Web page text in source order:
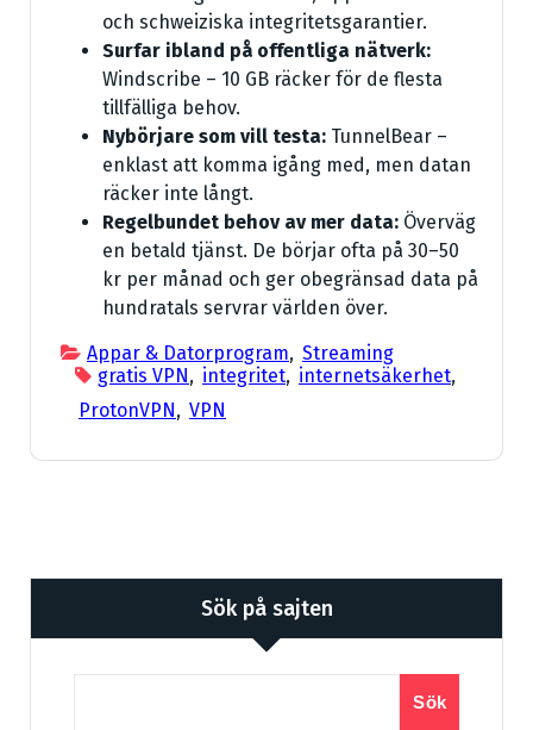
och schweiziska integritetsgarantier.
Surfar ibland på offentliga nätverk:
Windscribe – 10 GB räcker för de flesta
tillfälliga behov.
Nybörjare som vill testa: TunnelBear –
enklast att komma igång med, men datan
räcker inte långt.
Regelbundet behov av mer data: Överväg
en betald tjänst. De börjar ofta på 30–50
kr per månad och ger obegränsad data på
hundratals servrar världen över.
Appar & Datorprogram, Streaming
gratis VPN , integritet, internetsäkerhet,
ProtonVPN , VPN
Sök på sajten
Sök